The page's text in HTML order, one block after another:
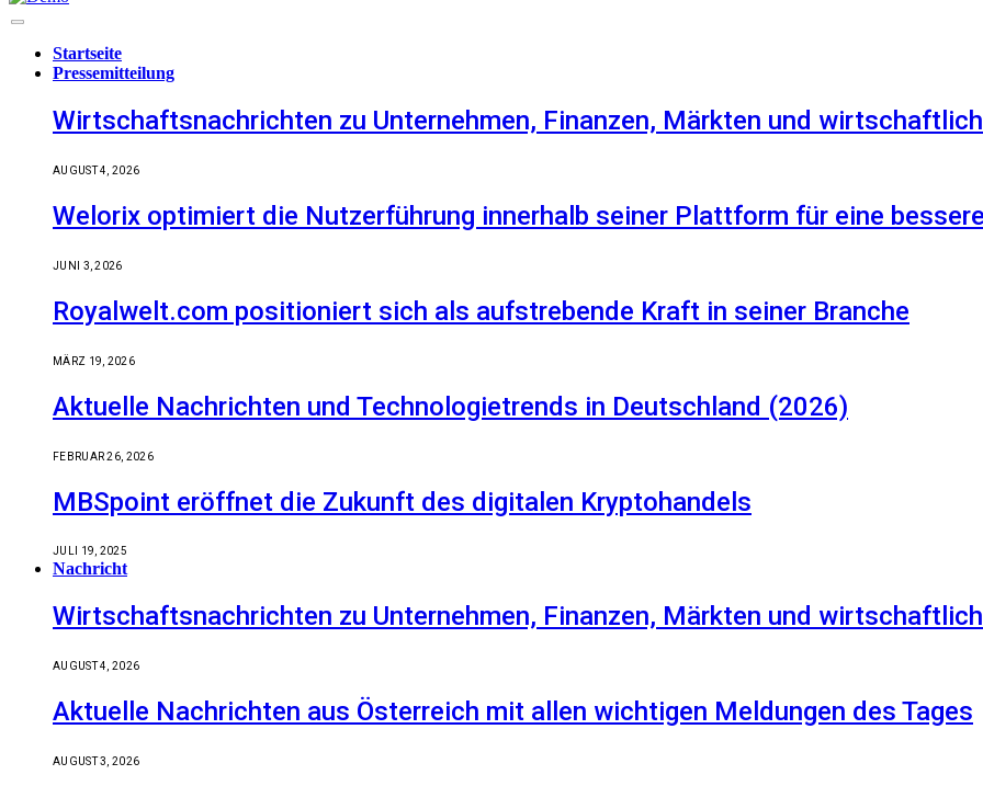
Startseite
Pressemitteilung
Wirtschaftsnachrichten zu Unternehmen, Finanzen, Märkten und
AUGUST 4, 2026
Welorix optimiert die Nutzerführung innerhalb seiner Plattform für eine
JUNI 3, 2026
Royalwelt.com positioniert sich als aufstrebende Kraft in seiner Branche
MÄRZ 19, 2026
Aktuelle Nachrichten und Technologietrends in Deutschland (2026)
FEBRUAR 26, 2026
MBSpoint eröffnet die Zukunft des digitalen Kryptohandels
JULI 19, 2025
Nachricht
Wirtschaftsnachrichten zu Unternehmen, Finanzen, Märkten und
AUGUST 4, 2026
Aktuelle Nachrichten aus Österreich mit allen wichtigen Meldungen des Tages
AUGUST 3, 2026